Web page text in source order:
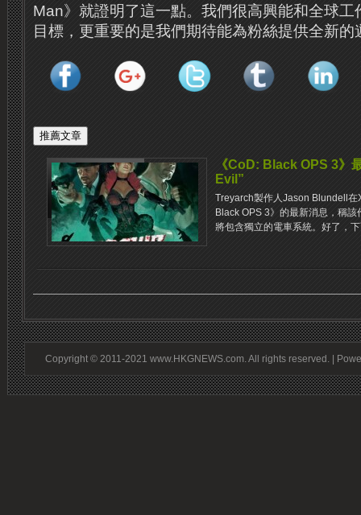
Man》就證明了這一點。我們很高興能和全球工
目標，更重要的是我們期待能為粉絲提供全新的
《CoD: Black OPS 3》
Evil”
Treyarch製作人Jason Blundell
Black OPS 3》的最新消息，稱
將包含獨立的電車系統。好了，
Copyright © 2011-2021 www.HKGNEWS.com. All rights reserved. |